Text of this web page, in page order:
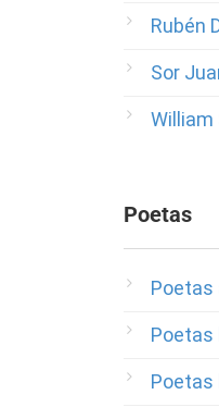
Rubén
Sor
William
Poetas
Poetas
Poetas
Poetas